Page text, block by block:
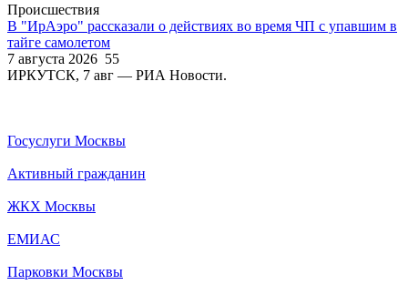
Происшествия
В "ИрАэро" рассказали о действиях во время ЧП с упавшим в
тайге самолетом
7 августа 2026 55
ИРКУТСК, 7 авг — РИА Новости.
Госуслуги Москвы
Активный гражданин
ЖКХ Москвы
ЕМИАС
Парковки Москвы